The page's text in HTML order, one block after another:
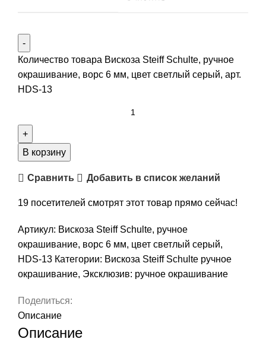
Количество товара Вискоза Steiff Schulte, ручное
окрашивание, ворс 6 мм, цвет светлый серый, арт.
HDS-13
В корзину
Сравнить Добавить в список желаний
19 посетителей смотрят этот товар прямо сейчас!
Артикул: Вискоза Steiff Schulte, ручное
окрашивание, ворс 6 мм, цвет светлый серый,
HDS-13 Категории: Вискоза Steiff Schulte ручное
окрашивание, Эксклюзив: ручное окрашивание
Поделиться:
Описание
Описание